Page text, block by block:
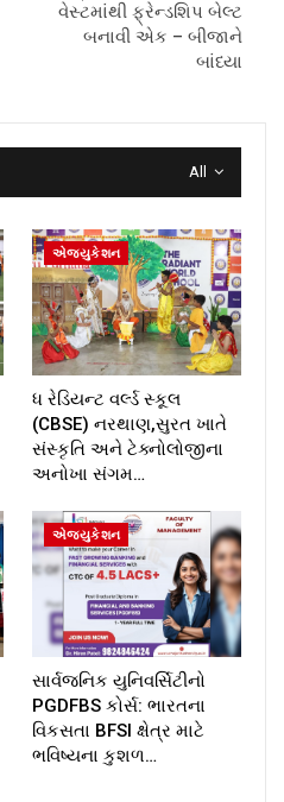
વેસ્ટમાંથી ફ્રેન્ડશિપ બેલ્ટ
બનાવી એક – બીજાને
બાંધ્યા
All
એજ્યુકેશન
ધ રેડિયન્ટ વર્લ્ડ સ્કૂલ
(CBSE) નરથાણ,સુરત ખાતે
સંસ્કૃતિ અને ટેક્નોલોજીના
અનોખા સંગમ…
એજ્યુકેશન
સાર્વજનિક યુનિવર્સિટીનો
PGDFBS કોર્સ: ભારતના
વિકસતા BFSI ક્ષેત્ર માટે
ભવિષ્યના કુશળ…